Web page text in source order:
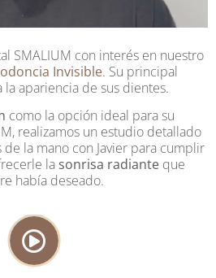
SMALIUM con interés en nuestro
Invisible. Su principal
apariencia de sus dientes.
como la opción ideal para su
realizamos un estudio detallado
de la mano con Javier para cumplir
la sonrisa radianteque
había deseado.